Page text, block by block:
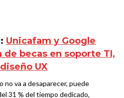
Unicafam y Google
becas en soporte TI,
UX
no va a desaparecer, puede
31 % del tiempo dedicado,